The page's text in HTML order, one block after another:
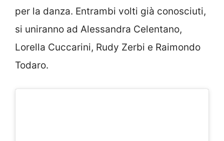
per la danza. Entrambi volti già conosciuti,
si uniranno ad Alessandra Celentano,
Lorella Cuccarini, Rudy Zerbi e Raimondo
Todaro.